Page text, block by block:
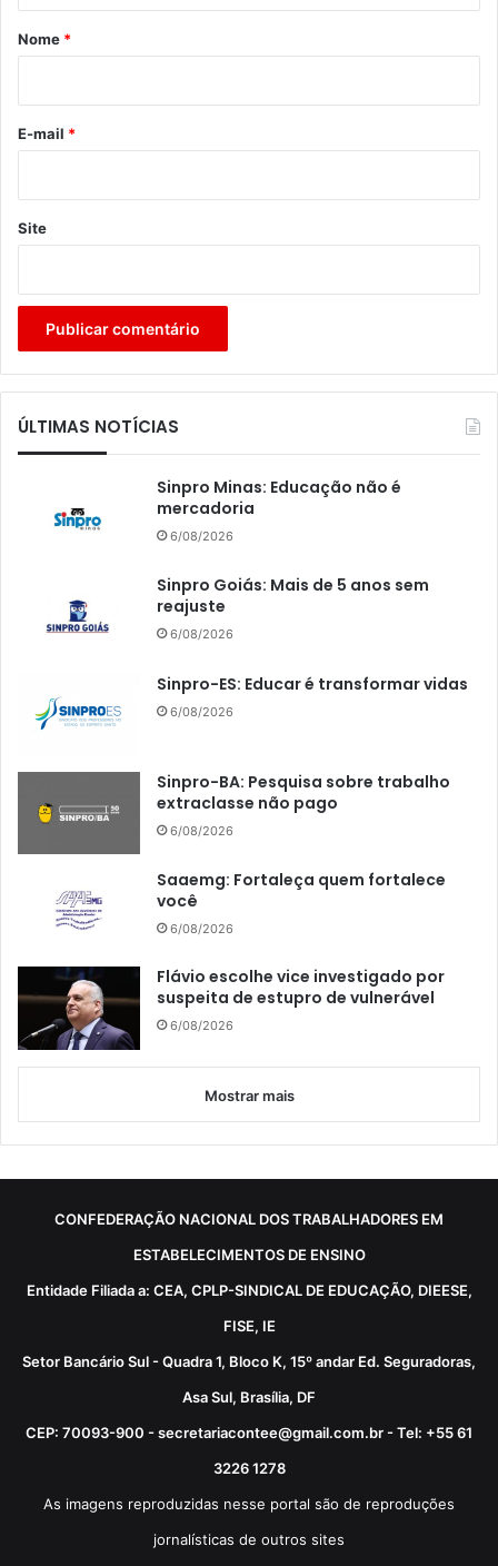
r
*
Nome *
E-mail *
Site
ÚLTIMAS NOTÍCIAS
Sinpro Minas: Educação não é
mercadoria
6/08/2026
Sinpro Goiás: Mais de 5 anos sem
reajuste
6/08/2026
Sinpro-ES: Educar é transformar vidas
6/08/2026
Sinpro-BA: Pesquisa sobre trabalho
extraclasse não pago
6/08/2026
Saaemg: Fortaleça quem fortalece
você
6/08/2026
Flávio escolhe vice investigado por
suspeita de estupro de vulnerável
6/08/2026
Mostrar mais
CONFEDERAÇÃO NACIONAL DOS TRABALHADORES EM
ESTABELECIMENTOS DE ENSINO
Entidade Filiada a: CEA, CPLP-SINDICAL DE EDUCAÇÃO, DIEESE,
FISE, IE
Setor Bancário Sul - Quadra 1, Bloco K, 15º andar Ed. Seguradoras,
Asa Sul, Brasília, DF
CEP: 70093-900 - secretariacontee@gmail.com.br - Tel: +55 61
3226 1278
As imagens reproduzidas nesse portal são de reproduções
jornalísticas de outros sites